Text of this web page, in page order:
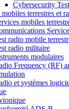
Cybersecurity
mobiles terrestres et
mobiles
radio mobile
radio militaire
modulaires
Frequency (RF)
et systèmes